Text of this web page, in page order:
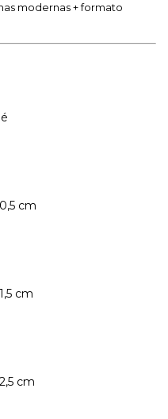
modernas + formato
cm
cm
cm